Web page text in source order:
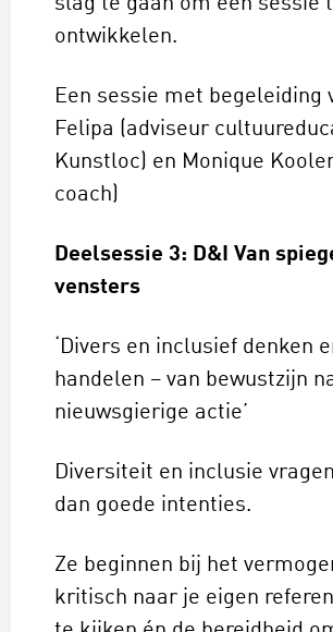
slag te gaan om een sessie
ontwikkelen.
Een sessie met begeleiding
Felipa (adviseur
Kunstloc) en Monique
coach)
Deelsessie 3: D&I Van
vensters
‘Divers en inclusief denken
handelen – van bewustzijn
nieuwsgierige actie’
Diversiteit en inclusie
dan goede intenties.
Ze beginnen bij het
kritisch naar je eigen